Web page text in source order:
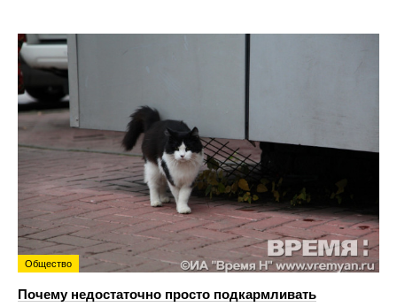
Общество
Почему недостаточно просто подкармливать